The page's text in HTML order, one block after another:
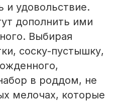
и удовольствие.
дополнить ими
Выбирая
соску-пустышку,
в роддом, не
мелочах, которые